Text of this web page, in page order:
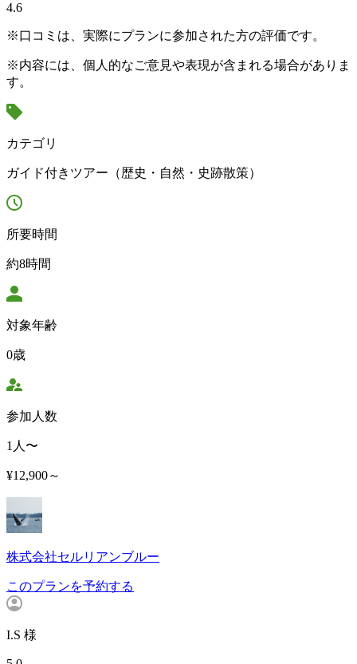
4.6
※口コミは、実際にプランに参加された方の評価です。
※内容には、個人的なご意見や表現が含まれる場合がありま
す。
カテゴリ
ガイド付きツアー（歴史・自然・史跡散策）
所要時間
約8時間
対象年齢
0歳
参加人数
1人〜
¥12,900～
株式会社セルリアンブルー
このプランを予約する
I.S 様